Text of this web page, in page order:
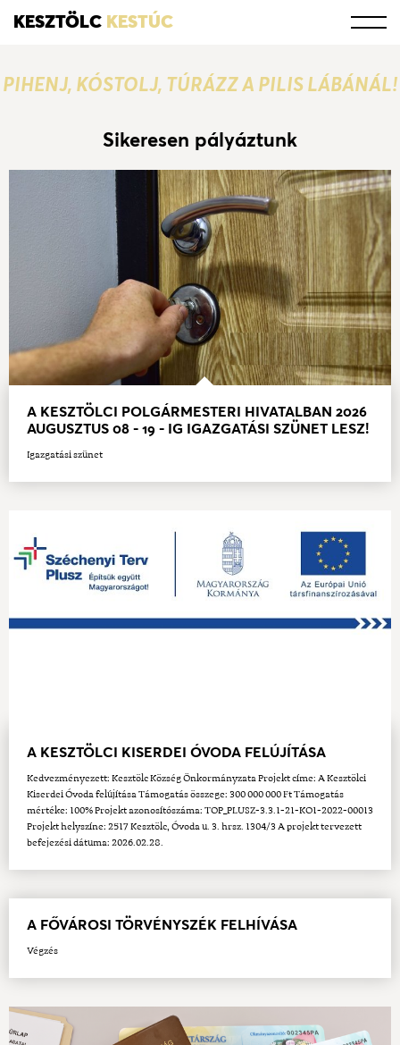
KESZTÖLC KESTÚC
PIHENJ, KÓSTOLJ, TÚRÁZZ A PILIS LÁBÁNÁL!
Sikeresen pályáztunk
A KESZTÖLCI POLGÁRMESTERI HIVATALBAN 2026
AUGUSZTUS 08 - 19 - IG IGAZGATÁSI SZÜNET LESZ!
Igazgatási szünet
A KESZTÖLCI KISERDEI ÓVODA FELÚJÍTÁSA
Kedvezményezett: Kesztölc Község Önkormányzata Projekt címe: A Kesztölci
Kiserdei Óvoda felújítása Támogatás összege: 300 000 000 Ft Támogatás
mértéke: 100% Projekt azonosítószáma: TOP_PLUSZ-3.3.1-21-KO1-2022-00013
Projekt helyszíne: 2517 Kesztölc, Óvoda u. 3. hrsz. 1304/3 A projekt tervezett
befejezési dátuma: 2026.02.28.
A FŐVÁROSI TÖRVÉNYSZÉK FELHÍVÁSA
Végzés